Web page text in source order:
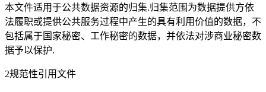
本文件适用于公共数据资源的归集.归集范围为数据提供方依
法履职或提供公共服务过程中产生的具有利用价值的数据，不
包括属于国家秘密、工作秘密的数据，并依法对涉商业秘密数
据予以保护.
2规范性引用文件